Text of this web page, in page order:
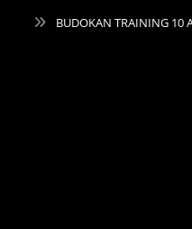
BUDOKAN TRAINING 10